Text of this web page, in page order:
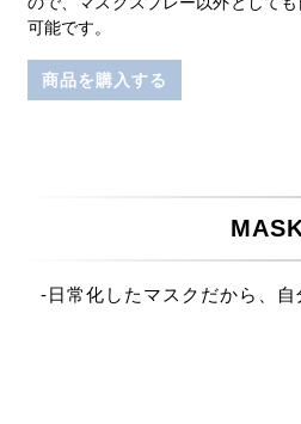
可能です。
商品を購入する
-日常化したマスクだから、